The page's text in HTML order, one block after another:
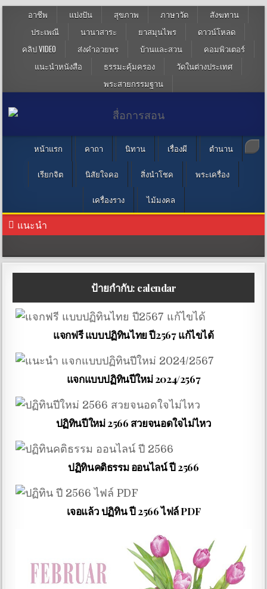
อาชีพ แบ่งปัน สุขภาพ ภาษาวัด
สังฆทาน
ประเพณี
นานาสาระ ยาสมุนไพร
ดาวน์โหลด
คลิป VIDEO
ส่งคำอวยพร บ้านและสวน
คอมพิวเตอร์
แนะนำหนังสือ
ธรรมะคุ้มครอง
วัดในต่างประเทศ
พระสายกรรมฐาน
หน้าแรก คาถา นิทาน เรื่องผี ตำนาน
เรียกจิต นิสัยใจคอ สิ่งนำโชค พระเครื่อง
เครื่องราง ไม้มงคล
แนะนำ
ป้ายกำกับ: calendar
แจกฟรี แบบปฏิทินไทย ปี2567 แก้ไขได้
แจกแบบปฏิทินปีใหม่ 2024/2567
ปฏิทินปีใหม่ 2566 สวยจนอดใจไม่ไหว
ปฏิทินคติธรรม ออนไลน์ ปี 2566
เจอแล้ว ปฏิทิน ปี 2566 ไฟล์ PDF